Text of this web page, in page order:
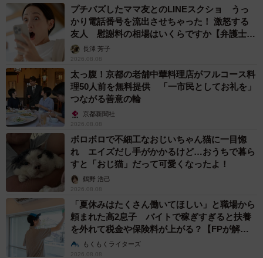
プチバズしたママ友とのLINEスクショ うっ
かり電話番号を流出させちゃった！ 激怒する
友人 慰謝料の相場はいくらですか【弁護士が
解説】長澤 芳子
2026.08.08
太っ腹！京都の老舗中華料理店がフルコース料
理50人前を無料提供 「一市民としてお礼を」
つながる善意の輪
京都新聞社
2026.08.08
ボロボロで不細工なおじいちゃん猫に一目惚
れ エイズだし手がかかるけど…おうちで暮ら
すと「おじ猫」だって可愛くなったよ！
鶴野 浩己
2026.08.08
「夏休みはたくさん働いてほしい」と職場から
頼まれた高2息子 バイトで稼ぎすぎると扶養
を外れて税金や保険料が上がる？【FPが解
説】もくもくライターズ
2026.08.08